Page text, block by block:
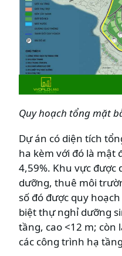
Quy hoạch tổng mặt
Dự án có diện tích
ha kèm với đó là mật
4,59%. Khu vực
dưỡng, thuê môi
số đó được quy
biệt thự nghỉ dưỡng
tầng, cao <12 m; còn
các công trình hạ